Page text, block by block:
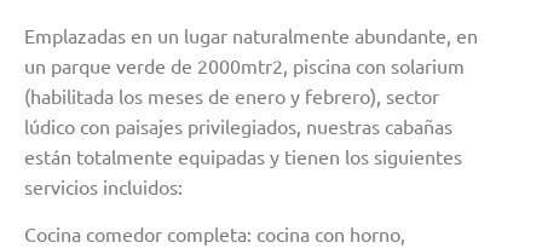
Emplazadas en un lugar naturalmente abundante, en
un parque verde de 2000mtr2, piscina con solarium
(habilitada los meses de enero y febrero), sector
lúdico con paisajes privilegiados, nuestras cabañas
están totalmente equipadas y tienen los siguientes
servicios incluidos:
Cocina comedor completa: cocina con horno,